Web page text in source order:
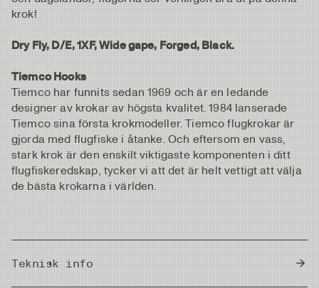
krok!
Dry Fly, D/E, 1XF, Wide gape, Forged, Black.
Tiemco Hooks
Tiemco har funnits sedan 1969 och är en ledande
designer av krokar av högsta kvalitet. 1984 lanserade
Tiemco sina första krokmodeller. Tiemco flugkrokar är
gjorda med flugfiske i åtanke. Och eftersom en vass,
stark krok är den enskilt viktigaste komponenten i ditt
flugfiskeredskap, tycker vi att det är helt vettigt att välja
de bästa krokarna i världen.
Teknisk info